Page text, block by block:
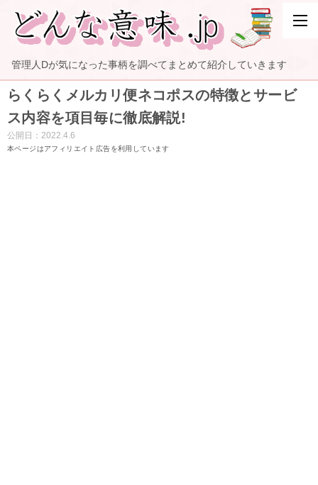
管理人Dが気になった事柄を調べてまとめて紹介していきます
らくらくメルカリ便ネコポスの特徴とサービ
ス内容を項目毎に徹底解説!
公開日： 2022.4.6
本ページはアフィリエイト広告を利用しています